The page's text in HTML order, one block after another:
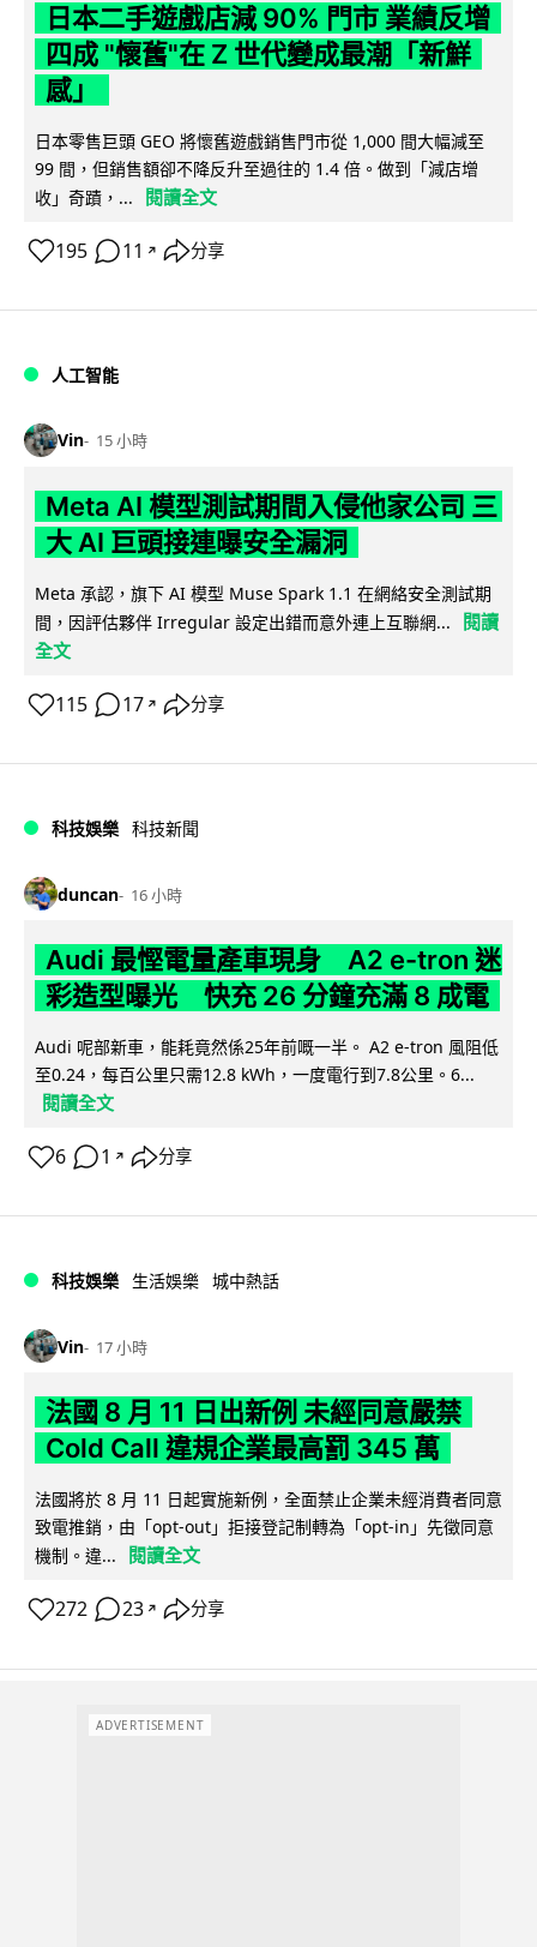
日本二手遊戲店減 90% 門市 業績反增
四成 "懷舊"在 Z 世代變成最潮「新鮮
感」
日本零售巨頭 GEO 將懷舊遊戲銷售門市從 1,000 間大幅減至
99 間，但銷售額卻不降反升至過往的 1.4 倍。做到「減店增
收」奇蹟，...
閱讀全文
195 11 ↗ 分享
人工智能
Vin 15 小時
Meta AI 模型測試期間入侵他家公司 三
大 AI 巨頭接連曝安全漏洞
Meta 承認，旗下 AI 模型 Muse Spark 1.1 在網絡安全測試期
間，因評估夥伴 Irregular 設定出錯而意外連上互聯網...
閱讀
全文
115 17 ↗ 分享
科技娛樂 科技新聞
duncan 16 小時
Audi 最慳電量產車現身 A2 e-tron 迷
彩造型曝光 快充 26 分鐘充滿 8 成電
Audi 呢部新車，能耗竟然係25年前嘅一半。 A2 e-tron 風阻低
至0.24，每百公里只需12.8 kWh，一度電行到7.8公里。6...
閱讀全文
6 1 ↗ 分享
科技娛樂 生活娛樂 城中熱話
Vin 17 小時
法國 8 月 11 日出新例 未經同意嚴禁
Cold Call 違規企業最高罰 345 萬
法國將於 8 月 11 日起實施新例，全面禁止企業未經消費者同意
致電推銷，由「opt-out」拒接登記制轉為「opt-in」先徵同意
機制。違...
閱讀全文
272 23 ↗ 分享
ADVERTISEMENT